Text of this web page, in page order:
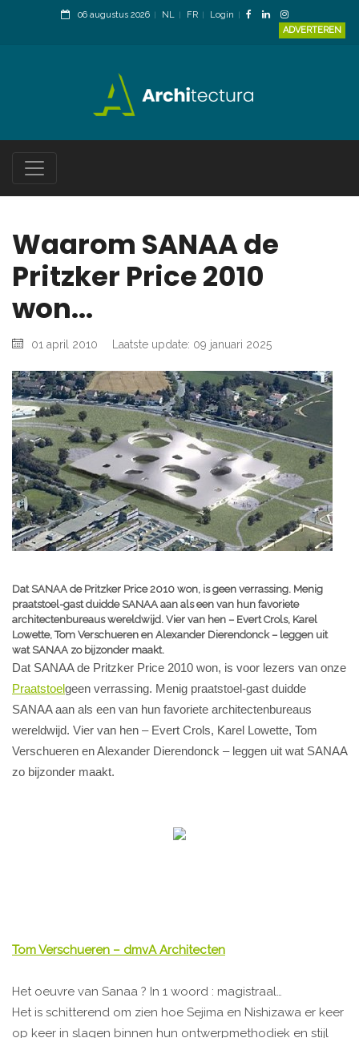
06 augustus 2026 NL FR
Login
ADVERTEREN
Waarom SANAA de
Pritzker Price 2010
won...
01 april 2010 Laatste update: 09 januari 2025
Dat SANAA de Pritzker Price 2010 won, is geen verrassing. Menig
praatstoel-gast duidde SANAA aan als een van hun favoriete
architectenbureaus wereldwijd. Vier van hen – Evert Crols, Karel
Lowette, Tom Verschueren en Alexander Dierendonck – leggen uit
wat SANAA zo bijzonder maakt.
Dat SANAA de Pritzker Price 2010 won, is voor lezers van onze
Praatstoelgeen verrassing. Menig praatstoel-gast duidde
SANAA aan als een van hun favoriete architectenbureaus
wereldwijd. Vier van hen – Evert Crols, Karel Lowette, Tom
Verschueren en Alexander Dierendonck – leggen uit wat SANAA
zo bijzonder maakt.
Tom Verschueren – dmvA Architecten
Het oeuvre van Sanaa ? In 1 woord : magistraal…
Het is schitterend om zien hoe Sejima en Nishizawa er keer
op keer in slagen binnen hun ontwerpmethodiek en stijl